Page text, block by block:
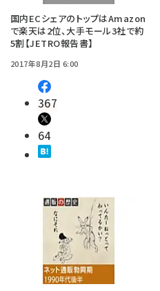
国内ECシェアのトップはAmazon
で楽天は2位、大手モール3社で約
5割【JETRO報告書】
2017年8月2日 6:00
367
64